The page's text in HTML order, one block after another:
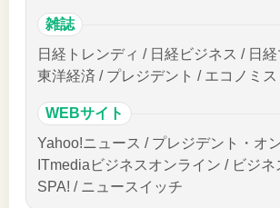
雑誌
日経トレンディ / 日経ビジネス / 日経
東洋経済 / プレジデント / エコノミス
WEBサイト
Yahoo!ニュース / プレジデント・オ
ITmediaビジネスオンライン / ビジネ
SPA! / ニュースイッチ